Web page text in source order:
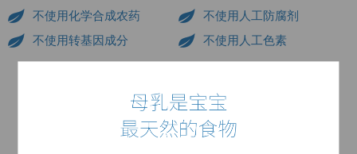
不使用化学合成农药
不使用人工防腐剂
不使用转基因成分
不使用人工色素
为什么选择贝拉米